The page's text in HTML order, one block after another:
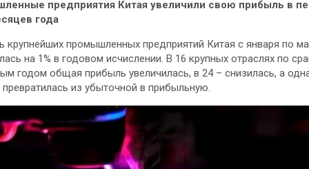
предприятия Китая увеличили свою прибыль в
года
крупнейших промышленных предприятий Китая с января по
на 1% в годовом исчислении. В 16 крупных отраслях по
годом общая прибыль увеличилась, в 24 – снизилась, а
превратилась из убыточной в прибыльную.